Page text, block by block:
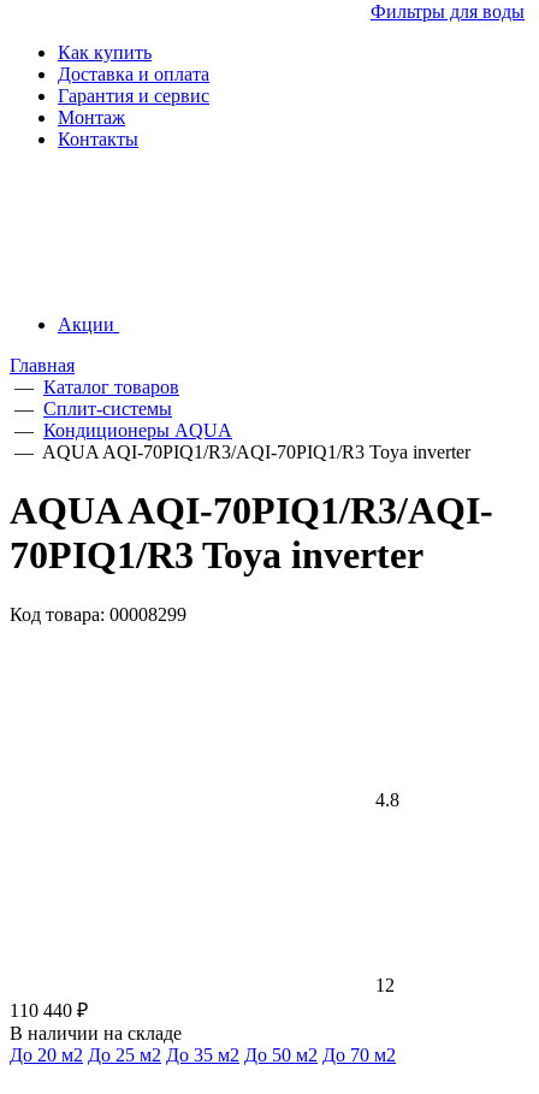
Фильтры для воды
Как купить
Доставка и оплата
Гарантия и сервис
Монтаж
Контакты
Акции
Главная
— Каталог товаров
— Сплит-системы
— Кондиционеры AQUA
— AQUA AQI-70PIQ1/R3/AQI-70PIQ1/R3 Toya inverter
AQUA AQI-70PIQ1/R3/AQI-
70PIQ1/R3 Toya inverter
Код товара: 00008299
4.8
12
110 440 ₽
В наличии на складе
До 20 м2 До 25 м2 До 35 м2 До 50 м2 До 70 м2